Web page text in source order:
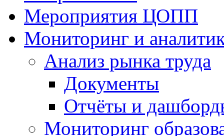
Мероприятия ЦОПП
Мониторинг и
Анализ рынка труда
Документы
Отчёты и
Мониторинг